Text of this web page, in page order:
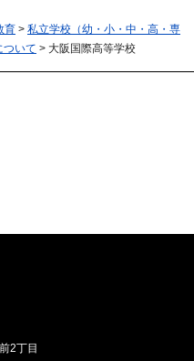
育 > 私立学校（幼・小・中・高・専
ついて > 大阪国際高等学校
2丁目